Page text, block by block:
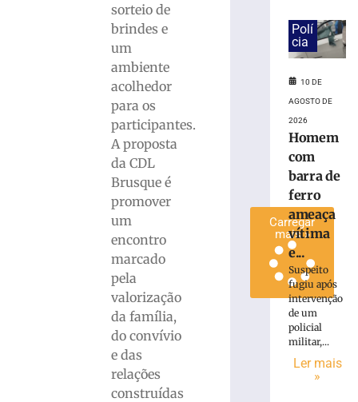
sorteio de
brindes e
um
ambiente
acolhedor
para os
participantes.
A proposta
da CDL
Brusque é
promover
um
encontro
marcado
pela
valorização
da família,
do convívio
e das
relações
construídas
positivas
rodada
Carregar
mais »
Polí
cia
10 DE
AGOSTO DE
2026
Homem
com
barra de
ferro
ameaça
vítima
e...
Suspeito
fugiu após
intervenção
de um
policial
militar,...
Ler mais
»